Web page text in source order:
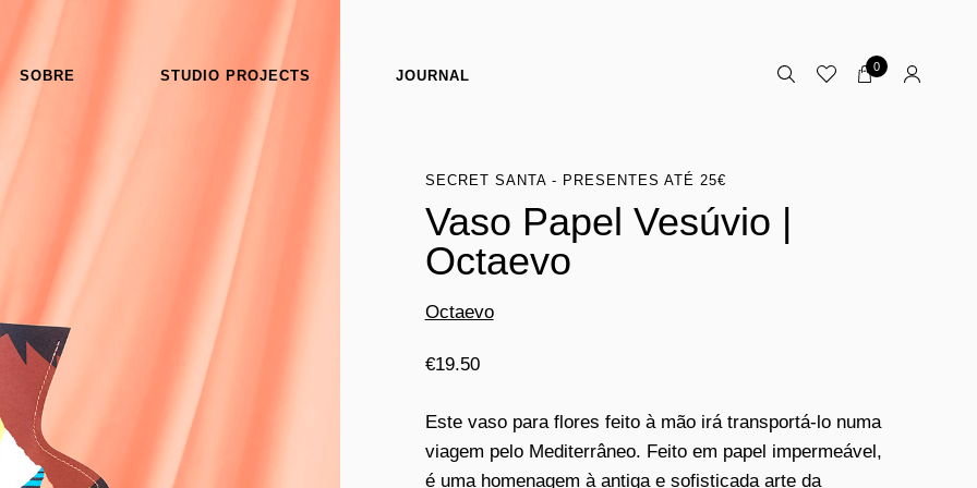
SOBRE STUDIO PROJECTS JOURNAL
0
SECRET SANTA - PRESENTES ATÉ 25€
Vaso Papel Vesúvio |
Octaevo
Octaevo
€19.50
Este vaso para flores feito à mão irá transportá-lo numa
viagem pelo Mediterrâneo. Feito em papel impermeável,
é uma homenagem à antiga e sofisticada arte da